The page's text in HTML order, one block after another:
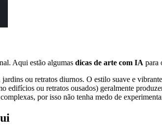
Aqui estão algumas dicas de arte com IA para
ou retratos diurnos. O estilo suave e
edifícios ou retratos ousados) geralmente
por isso não tenha medo de